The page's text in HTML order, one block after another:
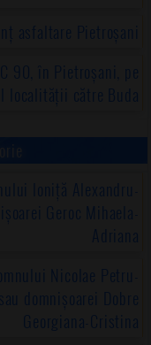
asfaltare Pietroșani
90, în Pietroșani, pe
localității către Buda
Ioniță Alexandru-
Geroc Mihaela-
Adriana
Nicolae Petru-
domnișoarei Dobre
Georgiana-Cristina